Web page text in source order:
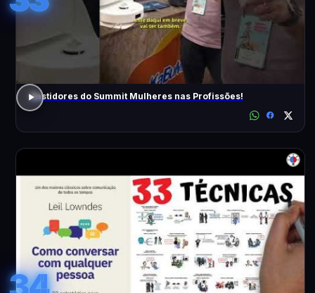
Bastidores do Summit Mulheres nas Profissões!